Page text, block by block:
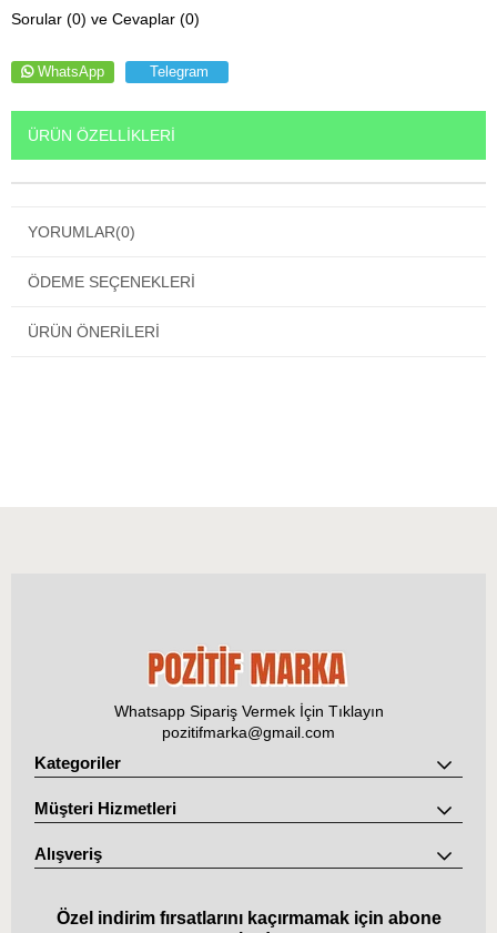
Sorular (0) ve Cevaplar (0)
WhatsApp Telegram
ÜRÜN ÖZELLIKLERI
YORUMLAR(0)
ÖDEME SEÇENEKLERI
ÜRÜN ÖNERILERI
Whatsapp Sipariş Vermek İçin Tıklayın
pozitifmarka@gmail.com
Kategoriler
Müşteri Hizmetleri
Alışveriş
Özel indirim fırsatlarını kaçırmamak için abone